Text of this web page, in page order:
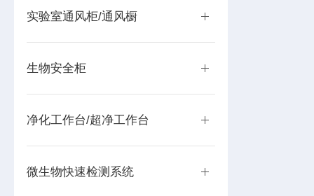
实验室通风柜/通风橱
生物安全柜
净化工作台/超净工作台
微生物快速检测系统